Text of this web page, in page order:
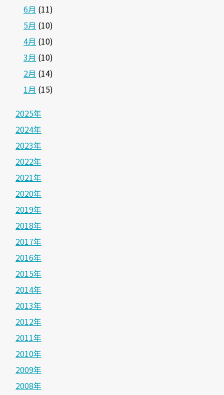
6月 (11)
5月 (10)
4月 (10)
3月 (10)
2月 (14)
1月 (15)
2025年
2024年
2023年
2022年
2021年
2020年
2019年
2018年
2017年
2016年
2015年
2014年
2013年
2012年
2011年
2010年
2009年
2008年